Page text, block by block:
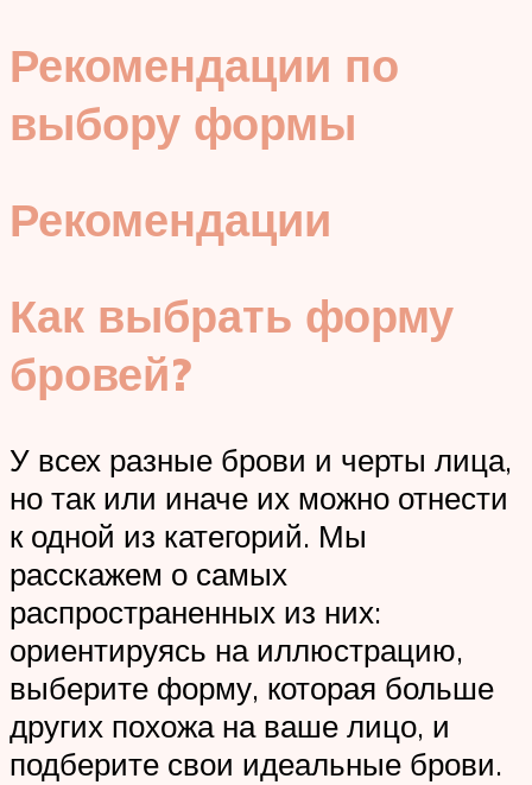
Рекомендации по
выбору формы
Рекомендации
Как выбрать форму
бровей?
У всех разные брови и черты лица,
но так или иначе их можно отнести
к одной из категорий. Мы
расскажем о самых
распространенных из них:
ориентируясь на иллюстрацию,
выберите форму, которая больше
других похожа на ваше лицо, и
подберите свои идеальные брови.